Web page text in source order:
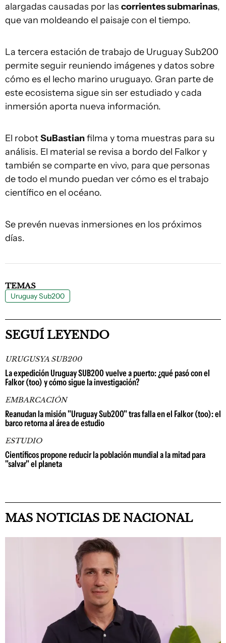
alargadas causadas por las corrientes submarinas,
que van moldeando el paisaje con el tiempo.
La tercera estación de trabajo de Uruguay Sub200
permite seguir reuniendo imágenes y datos sobre
cómo es el lecho marino uruguayo. Gran parte de
este ecosistema sigue sin ser estudiado y cada
inmersión aporta nueva información.
El robotSuBastianfilma y toma muestras para su
análisis. El material se revisa a bordo del Falkor y
también se comparte en vivo, para que personas
de todo el mundo puedan ver cómo es el trabajo
científico en el océano.
Se prevén nuevas inmersiones en los próximos
días.
TEMAS
Uruguay Sub200
SEGUÍ LEYENDO
URUGUSYA SUB200
La expedición Uruguay SUB200 vuelve a puerto: ¿qué pasó con el
Falkor (too) y cómo sigue la investigación?
EMBARCACIÓN
Reanudan la misión "Uruguay Sub200" tras falla en el Falkor (too): el
barco retorna al área de estudio
ESTUDIO
Científicos propone reducir la población mundial a la mitad para
"salvar" el planeta
MAS NOTICIAS DE NACIONAL